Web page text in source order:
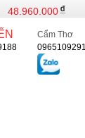
48.960.000
Cẩm Thơ
0965109291